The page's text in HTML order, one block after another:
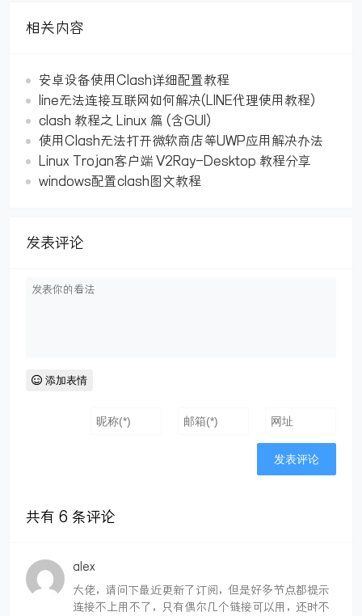
相关内容
安卓设备使用Clash详细配置教程
line无法连接互联网如何解决(LINE代理使用教程)
clash 教程之 Linux 篇 (含GUI)
使用Clash无法打开微软商店等UWP应用解决办法
Linux Trojan客户端 V2Ray-Desktop 教程分享
windows配置clash图文教程
发表评论
添加表情
共有6 条评论
alex
大佬，请问下最近更新了订阅，但是好多节点都提示
连接不上用不了，只有偶尔几个链接可以用，还时不